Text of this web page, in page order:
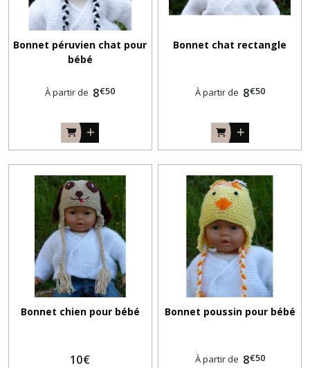
Bonnet péruvien chat pour
bébé
À partir de 8€50
Bonnet chat rectangle
À partir de 8€50
Bonnet chien pour bébé
10€
Bonnet poussin pour bébé
À partir de 8€50